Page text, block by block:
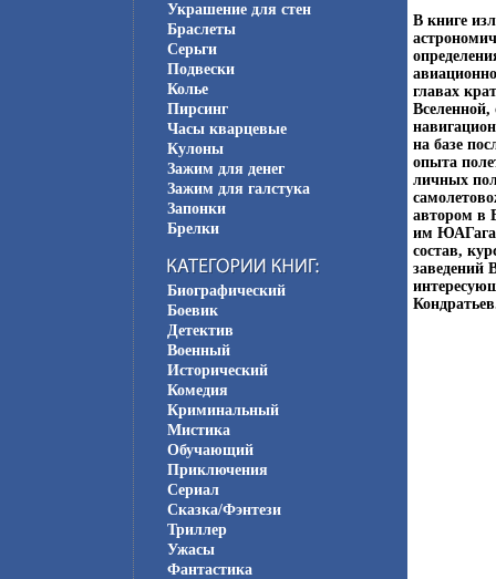
Украшение для стен
Браслеты
Серьги
Подвески
Колье
Пирсинг
Часы кварцевые
Кулоны
Зажим для денег
Зажим для галстука
Запонки
Брелки
Биографический
Боевик
Детектив
Военный
Исторический
Комедия
Криминальный
Мистика
Обучающий
Приключения
Сериал
Сказка/Фэнтези
Триллер
Ужасы
Фантастика
В книге
главах
Вселенной,
на базе
опыта
личных
автором в
им
состав,